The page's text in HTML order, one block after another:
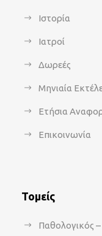
Ιστορία
Ιατροί
Δωρεές
Μηνιαία
Ετήσια
Επικοινωνία
Τομείς
Παθολογικός